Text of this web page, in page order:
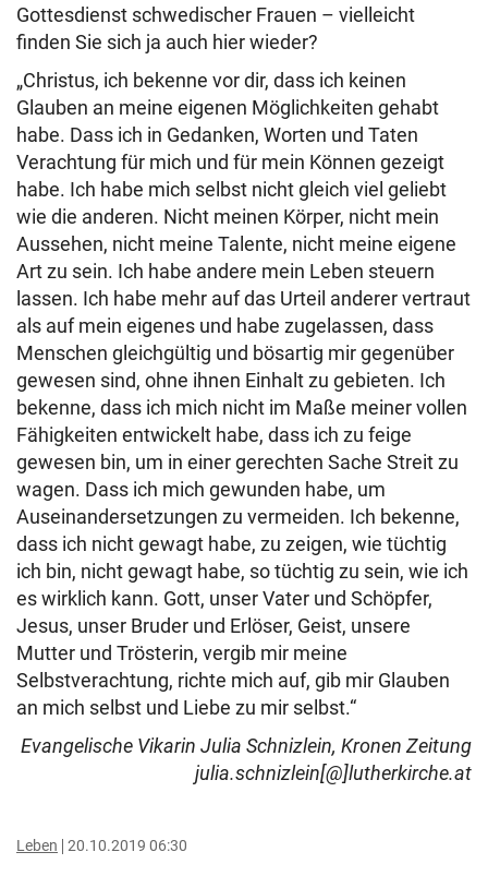
Gottesdienst schwedischer Frauen – vielleicht
finden Sie sich ja auch hier wieder?
„Christus, ich bekenne vor dir, dass ich keinen
Glauben an meine eigenen Möglichkeiten gehabt
habe. Dass ich in Gedanken, Worten und Taten
Verachtung für mich und für mein Können gezeigt
habe. Ich habe mich selbst nicht gleich viel geliebt
wie die anderen. Nicht meinen Körper, nicht mein
Aussehen, nicht meine Talente, nicht meine eigene
Art zu sein. Ich habe andere mein Leben steuern
lassen. Ich habe mehr auf das Urteil anderer vertraut
als auf mein eigenes und habe zugelassen, dass
Menschen gleichgültig und bösartig mir gegenüber
gewesen sind, ohne ihnen Einhalt zu gebieten. Ich
bekenne, dass ich mich nicht im Maße meiner vollen
Fähigkeiten entwickelt habe, dass ich zu feige
gewesen bin, um in einer gerechten Sache Streit zu
wagen. Dass ich mich gewunden habe, um
Auseinandersetzungen zu vermeiden. Ich bekenne,
dass ich nicht gewagt habe, zu zeigen, wie tüchtig
ich bin, nicht gewagt habe, so tüchtig zu sein, wie ich
es wirklich kann. Gott, unser Vater und Schöpfer,
Jesus, unser Bruder und Erlöser, Geist, unsere
Mutter und Trösterin, vergib mir meine
Selbstverachtung, richte mich auf, gib mir Glauben
an mich selbst und Liebe zu mir selbst.“
Evangelische Vikarin Julia Schnizlein, Kronen Zeitung
julia.schnizlein[@]lutherkirche.at
Leben 20.10.2019 06:30